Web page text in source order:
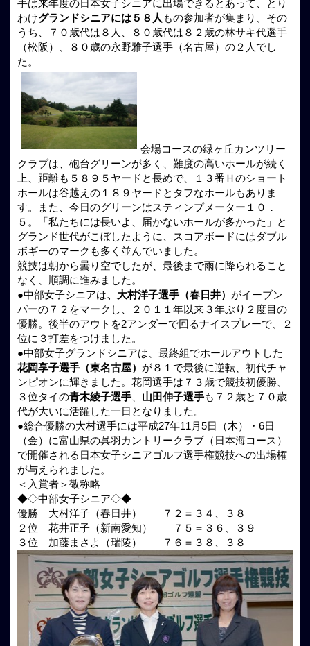
手は来年度の日本女子シニアに出場できるとあって、とり
わけグランドシニアには５８人 もの参加者が集まり、その
うち、７０歳代は８人、８０歳代は８２歳の林サキ代選手
（松阪）、８０歳の永野雅子選手（名古屋）の２人でし
た。
会場コースの緑ヶ丘カンツリー
クラブは、砲台グリーンが多く、難度の高いホールが続く
上、距離も５８９５ヤードと長めで、１３番Ｈのショート
ホールは谷越えの１８９ヤードとタフなホールもありま
す。また、今日のグリーンはスティンプメーター１０．
５。「私たちには長いよ、届かないホールが多かった」と
グランド世代がこぼしたように、スコアボードにはダブル
ボギーのマークも多く並んでいました。
競技は朝から曇り空でしたが、最後まで雨に降られること
なく、順調に進みました。
●中部女子シニアは、大村洋子選手（春日井） がイーブン
パーの７２をマークし、２０１１年以来３年ぶり２度目の
優勝。後半のアウトを2アンダーで回るナイスプレーで、２
位に３打差をつけました。
●中部女子グランドシニアは、最終組でホールアウトした
花岡享子選手（東名古屋） が８１で最後に逆転、初代チャ
ンピオンに輝きました。花岡選手は７３歳で競技初優勝、
３位タイの青木綾子選手 山田伸子選手も７２歳と７０歳
代が大いに活躍した一日となりました。
●総合優勝の大村選手には平成27年11月5日（木）・6日
（金）に富山県の呉羽カントリークラブ（日本海コース）
で開催される日本女子シニアゴルフ選手権競技への出場権
が与えられました。
＜入賞者＞敬称略
◆◇中部女子シニア◇◆
優勝 大村洋子（春日井） ７２＝３４、３８
２位 花井正子（新南愛知） ７５＝３６、３９
３位 加藤まさよ（瑞陵） ７６＝３８、３８